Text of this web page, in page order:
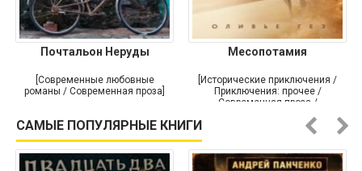
Почтальон Неруды
[Современные любовные
романы / Современная проза]
Месопотамия
[Исторические приключения /
Приключения: прочее /
Современная проза /
САМЫЕ ПОПУЛЯРНЫЕ КНИГИ